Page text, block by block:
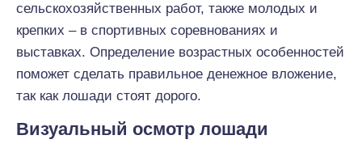
сельскохозяйственных работ, также молодых и
крепких – в спортивных соревнованиях и
выставках. Определение возрастных особенностей
поможет сделать правильное денежное вложение,
так как лошади стоят дорого.
Визуальный осмотр лошади